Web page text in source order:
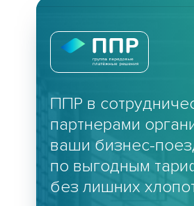
ППР в
партнерами
ваши бизнес-
по выгодным
без лишних